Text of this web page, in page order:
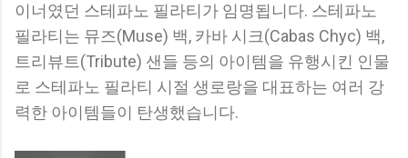
이너였던 스테파노 필라티가 임명됩니다. 스테파노
필라티는 뮤즈(Muse) 백, 카바 시크(Cabas Chyc) 백,
트리뷰트(Tribute) 샌들 등의 아이템을 유행시킨 인물
로 스테파노 필라티 시절 생로랑을 대표하는 여러 강
력한 아이템들이 탄생했습니다.